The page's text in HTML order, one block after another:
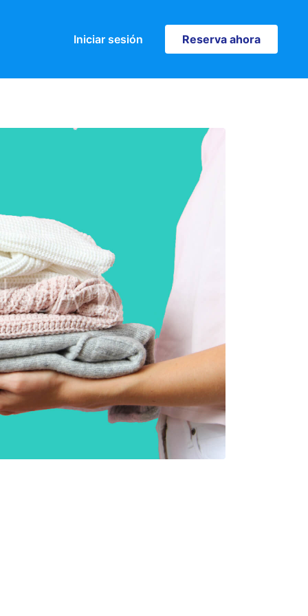
Iniciar sesión Reserva ahora
Reserva ahora